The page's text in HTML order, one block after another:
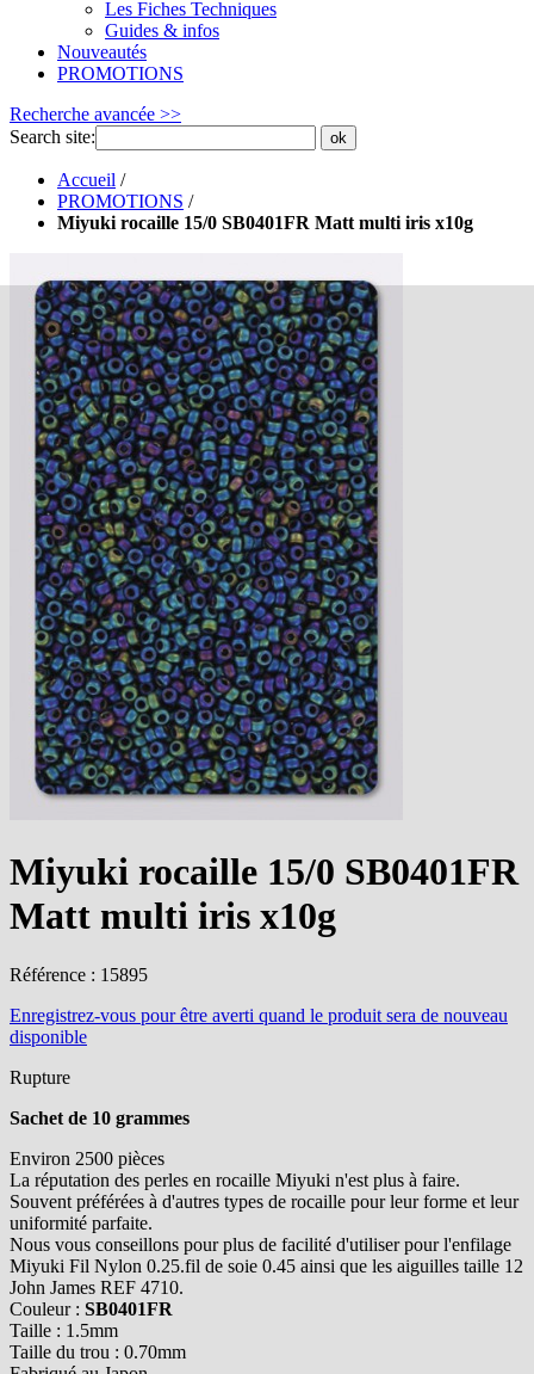
Les Fiches Techniques
Guides & infos
Nouveautés
PROMOTIONS
Recherche avancée >>
Search site:
ok
Accueil /
PROMOTIONS /
Miyuki rocaille 15/0 SB0401FR Matt multi iris x10g
Miyuki rocaille 15/0 SB0401FR
Matt multi iris x10g
Référence : 15895
Enregistrez-vous pour être averti quand le produit sera de nouveau
disponible
Rupture
Sachet de 10 grammes
Environ 2500 pièces
La réputation des perles en rocaille Miyuki n'est plus à faire.
Souvent préférées à d'autres types de rocaille pour leur forme et leur
uniformité parfaite.
Nous vous conseillons pour plus de facilité d'utiliser pour l'enfilage
Miyuki Fil Nylon 0.25.fil de soie 0.45 ainsi que les aiguilles taille 12
John James REF 4710.
Couleur : SB0401FR
Taille : 1.5mm
Taille du trou : 0.70mm